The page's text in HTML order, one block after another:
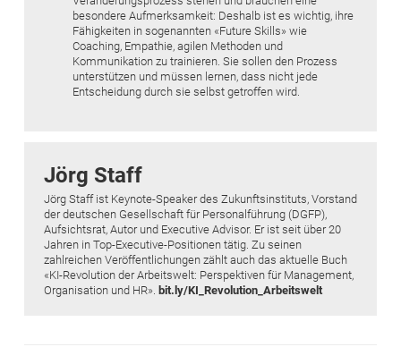
besondere Aufmerksamkeit: Deshalb ist es wichtig, ihre
Fähigkeiten in sogenannten «Future Skills» wie
Coaching, ­Empathie, agilen Methoden und
Kommunikation zu trainieren. Sie sollen den Prozess
unterstützen und müssen lernen, dass nicht jede
Entscheidung durch sie selbst getroffen wird.
Jörg Staff
Jörg Staff ist Keynote-Speaker des Zukunftsinstituts, Vorstand
der deutschen Gesellschaft für Personalführung (DGFP),
Aufsichtsrat, Autor und Executive Advisor. Er ist seit über 20
Jahren in Top-Executive-Positionen tätig. Zu seinen
zahlreichen Veröffentlichungen zählt auch das aktuelle Buch
«KI-Revolution der Arbeitswelt: Perspektiven für Management,
Organisation und HR». bit.ly/KI_Revolution_Arbeitswelt